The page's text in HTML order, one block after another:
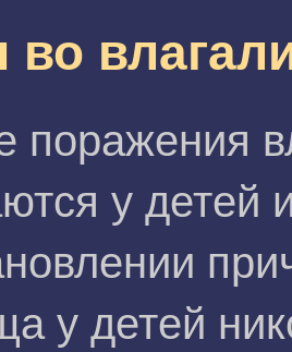
во
поражения
у детей
у детей